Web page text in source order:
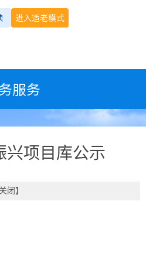
进入适老模式
服务
兴项目库公示
关闭 】